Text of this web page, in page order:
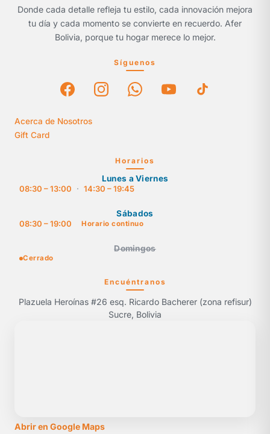
Donde cada detalle refleja tu estilo, cada innovación mejora
tu día y cada momento se convierte en recuerdo. Afer
Bolivia, porque tu hogar merece lo mejor.
Síguenos
Acerca de Nosotros
Gift Card
Horarios
Lunes a Viernes
08:30 – 13:00
· 14:30 – 19:45
Sábados
08:30 – 19:00
Horario continuo
Domingos
Cerrado
Encuéntranos
Plazuela Heroínas #26 esq. Ricardo Bacherer (zona refisur)
Sucre, Bolivia
Abrir en Google Maps